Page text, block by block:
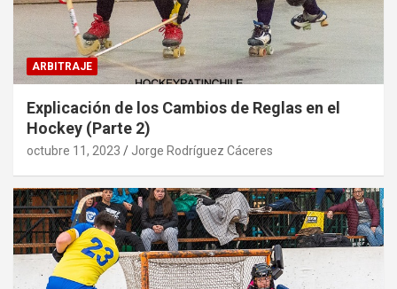
ARBITRAJE
Explicación de los Cambios de Reglas en el
Hockey (Parte 2)
octubre 11, 2023 Jorge Rodríguez Cáceres